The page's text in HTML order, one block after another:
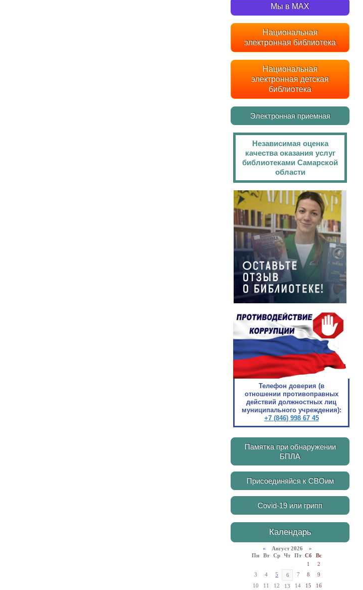
Мы в MAX
Национальная
электронная библиотека
Национальная
электронная детская
библиотека
Электронная приемная
Независимая оценка
качества оказания услуг
библиотеками Самарской
области
Телефон доверия (в
отношении противоправных
действий должностных лиц
муниципального учреждения):
+7 (846) 998 67 45
Памятка при обнаружении
БПЛА
Присоединяйся к СВОим
Covid-19 или грипп
Календарь
« Август 2026 »
Пн
Вт Ср Чт Пт Сб
Вс
1
2
3
4 5 6 7 8
9
10
11 12 13 14 15 16